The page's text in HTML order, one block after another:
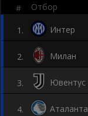
# Отбор
1 . Интер
2. Милан
3. Ювентус
4. Аталанта